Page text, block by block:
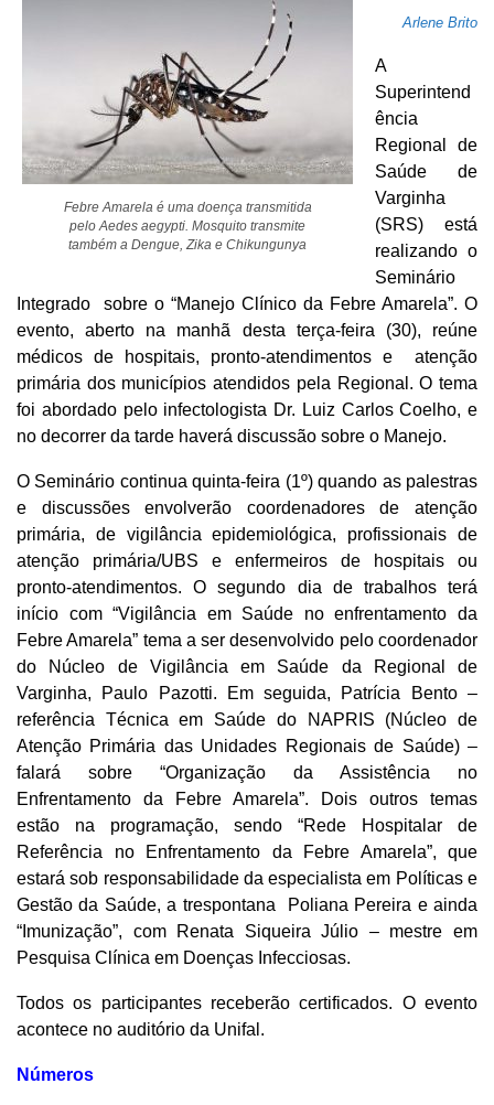
Febre Amarela é uma doença transmitida
pelo Aedes aegypti. Mosquito transmite
também a Dengue, Zika e Chikungunya
Arlene Brito
A
Superintend
ência
Regional de
Saúde de
Varginha
(SRS) está
realizando o
Seminário
Integrado sobre o “Manejo Clínico da Febre Amarela”. O
evento, aberto na manhã desta terça-feira (30), reúne
médicos de hospitais, pronto-atendimentos e atenção
primária dos municípios atendidos pela Regional. O tema
foi abordado pelo infectologista Dr. Luiz Carlos Coelho, e
no decorrer da tarde haverá discussão sobre o Manejo.
O Seminário continua quinta-feira (1º) quando as palestras
e discussões envolverão coordenadores de atenção
primária, de vigilância epidemiológica, profissionais de
atenção primária/UBS e enfermeiros de hospitais ou
pronto-atendimentos. O segundo dia de trabalhos terá
início com “Vigilância em Saúde no enfrentamento da
Febre Amarela” tema a ser desenvolvido pelo coordenador
do Núcleo de Vigilância em Saúde da Regional de
Varginha, Paulo Pazotti. Em seguida, Patrícia Bento –
referência Técnica em Saúde do NAPRIS (Núcleo de
Atenção Primária das Unidades Regionais de Saúde) –
falará sobre “Organização da Assistência no
Enfrentamento da Febre Amarela”. Dois outros temas
estão na programação, sendo “Rede Hospitalar de
Referência no Enfrentamento da Febre Amarela”, que
estará sob responsabilidade da especialista em Políticas e
Gestão da Saúde, a trespontana Poliana Pereira e ainda
“Imunização”, com Renata Siqueira Júlio – mestre em
Pesquisa Clínica em Doenças Infecciosas.
Todos os participantes receberão certificados. O evento
acontece no auditório da Unifal.
Números